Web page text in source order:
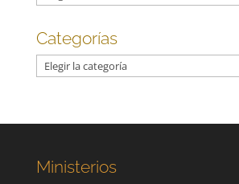
Categorías
Categorías
Ministerios